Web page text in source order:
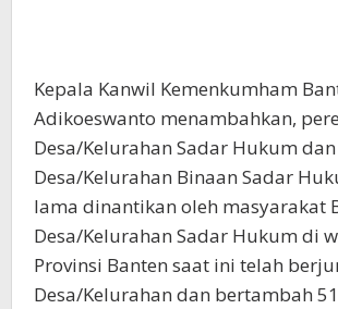
Kepala Kanwil Kemenkumham
Adikoeswanto menambahkan,
Desa/Kelurahan Sadar Hukum
Desa/Kelurahan Binaan Sadar
lama dinantikan oleh masyarakat
Desa/Kelurahan Sadar Hukum di
Provinsi Banten saat ini telah
Desa/Kelurahan dan bertambah